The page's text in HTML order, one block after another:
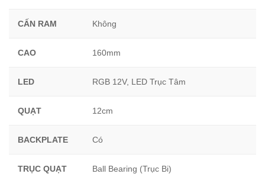
CẤN RAM Không
CAO 160mm
LED RGB 12V, LED Trục Tâm
QUẠT 12cm
BACKPLATE Có
TRỤC QUẠT Ball Bearing (Trục Bi)